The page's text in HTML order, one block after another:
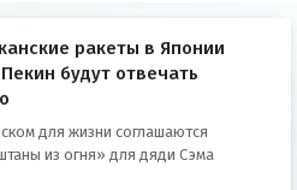
ракеты в Японии
будут отвечать
для жизни соглашаются
из огня» для дяди Сэма